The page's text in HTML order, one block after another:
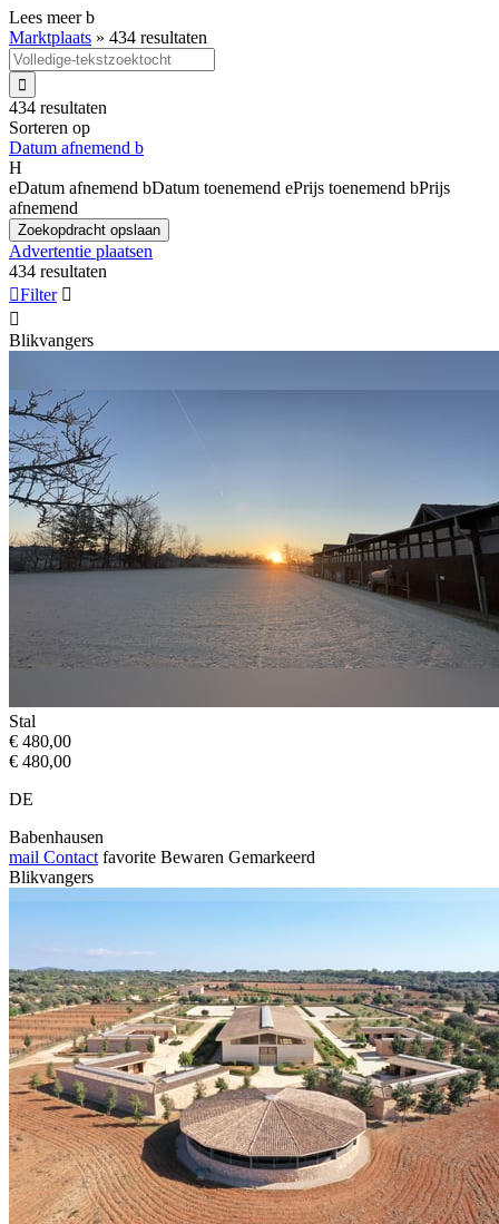
Lees meerb
Marktplaats » 434 resultaten

434 resultaten
Sorteren op
Datum afnemend b
H
eDatum afnemend bDatum toenemend ePrijs toenemend bPrijs
afnemend
Zoekopdracht opslaan
Advertentie plaatsen
434 resultaten
Filter 

Blikvangers
Stal
€ 480,00
€ 480,00
DE
Babenhausen
mail Contact favorite Bewaren Gemarkeerd
Blikvangers